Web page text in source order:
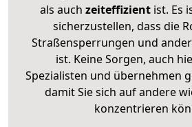
als auch zeiteffizientist. Es
sicherzustellen, dass die
Straßensperrungen und
ist. Keine Sorgen, auch
Spezialisten und übernehmen
damit Sie sich auf andere
konzentrieren